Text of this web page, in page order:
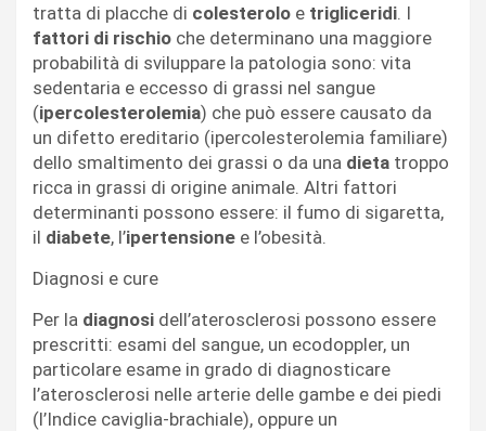
tratta di placche di colesterolo e trigliceridi. I
fattori di rischio che determinano una maggiore
probabilità di sviluppare la patologia sono: vita
sedentaria e eccesso di grassi nel sangue
(ipercolesterolemia) che può essere causato da
un difetto ereditario (ipercolesterolemia familiare)
dello smaltimento dei grassi o da una dieta troppo
ricca in grassi di origine animale. Altri fattori
determinanti possono essere: il fumo di sigaretta,
il diabete, l’ipertensione e l’obesità.
Diagnosi e cure
Per la diagnosi dell’aterosclerosi possono essere
prescritti: esami del sangue, un ecodoppler, un
particolare esame in grado di diagnosticare
l’aterosclerosi nelle arterie delle gambe e dei piedi
(l’Indice caviglia-brachiale), oppure un